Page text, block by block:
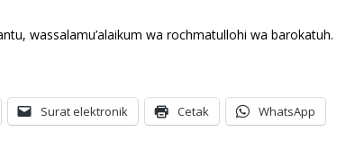
wassalamu’alaikum wa rochmatullohi wa barokatuh.
Surat elektronik Cetak WhatsApp